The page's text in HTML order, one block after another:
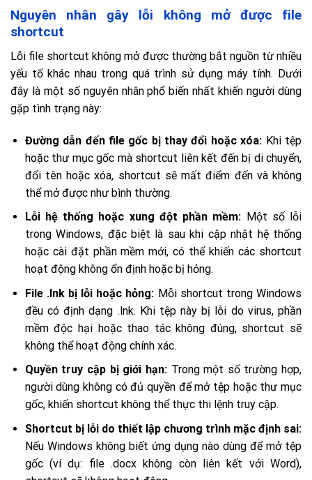
Nguyên nhân gây lỗi không mở được file
shortcut
Lỗi file shortcut không mở được thường bắt nguồn từ nhiều
yếu tố khác nhau trong quá trình sử dụng máy tính. Dưới
đây là một số nguyên nhân phổ biến nhất khiến người dùng
gặp tình trạng này:
Đường dẫn đến file gốc bị thay đổi hoặc xóa: Khi tệp
hoặc thư mục gốc mà shortcut liên kết đến bị di chuyển,
đổi tên hoặc xóa, shortcut sẽ mất điểm đến và không
thể mở được như bình thường.
Lỗi hệ thống hoặc xung đột phần mềm: Một số lỗi
trong Windows, đặc biệt là sau khi cập nhật hệ thống
hoặc cài đặt phần mềm mới, có thể khiến các shortcut
hoạt động không ổn định hoặc bị hỏng.
File .lnk bị lỗi hoặc hỏng: Mỗi shortcut trong Windows
đều có định dạng .lnk. Khi tệp này bị lỗi do virus, phần
mềm độc hại hoặc thao tác không đúng, shortcut sẽ
không thể hoạt động chính xác.
Quyền truy cập bị giới hạn:Trong một số trường hợp,
người dùng không có đủ quyền để mở tệp hoặc thư mục
gốc, khiến shortcut không thể thực thi lệnh truy cập.
Shortcut bị lỗi do thiết lập chương trình mặc định sai:
Nếu Windows không biết ứng dụng nào dùng để mở tệp
gốc (ví dụ: file .docx không còn liên kết với Word),